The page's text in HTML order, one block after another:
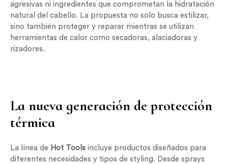
agresivas ni ingredientes que comprometan la hidratación
natural del cabello. La propuesta no solo busca estilizar,
sino también proteger y reparar mientras se utilizan
herramientas de calor como secadoras, alaciadoras y
rizadores.
La nueva generación de protección
térmica
La línea de Hot Tools incluye productos diseñados para
diferentes necesidades y tipos de styling. Desde sprays